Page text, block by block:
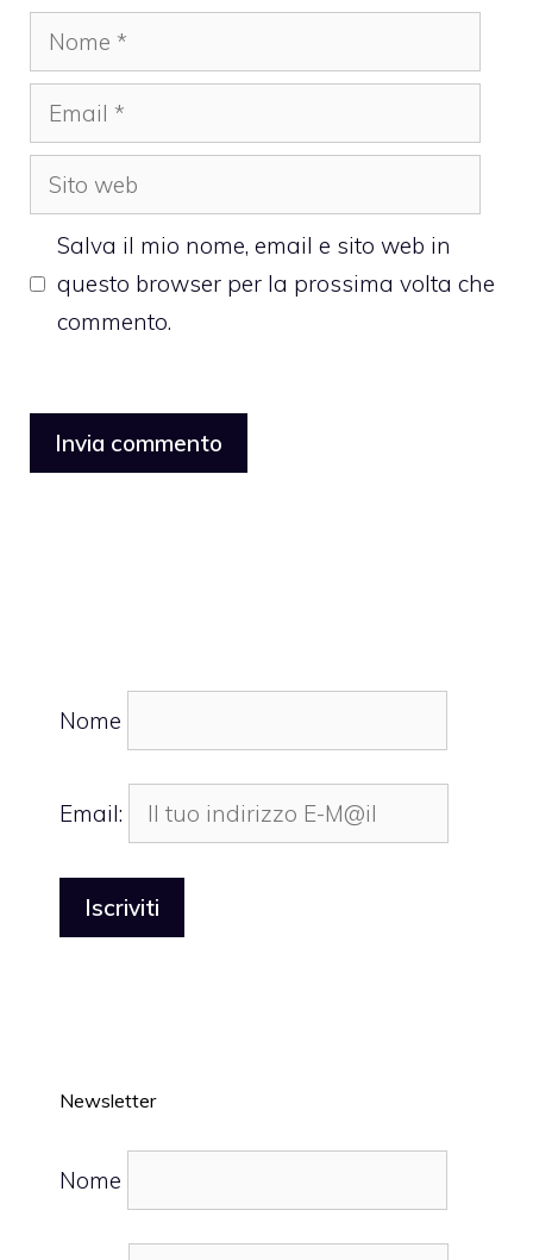
Nome
Email
Sito
web
Salva il mio nome, email e sito web in
questo browser per la prossima volta che
commento.
Nome
Email:
Newsletter
Nome